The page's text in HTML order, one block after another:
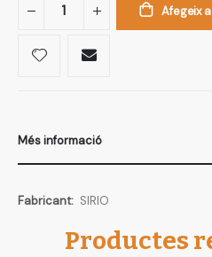
Afegeix
Més informació
Més
SIRIO
Productes